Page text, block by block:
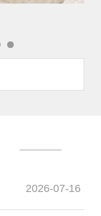
2026-07-16